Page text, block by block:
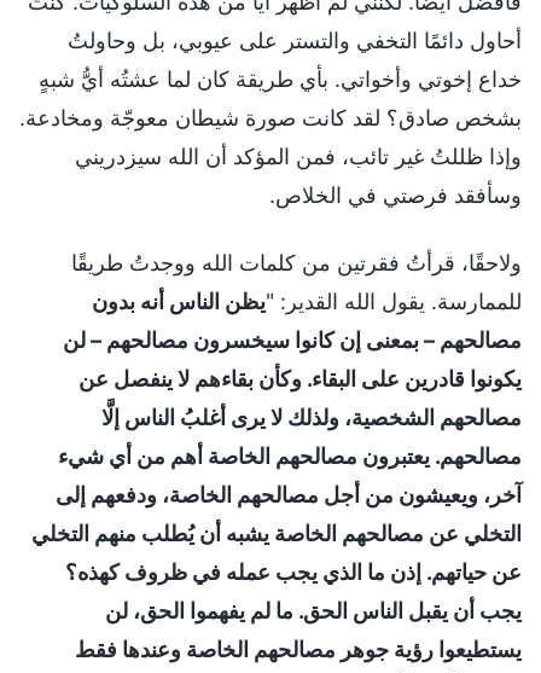
أحاول دائمًا التخفي والتستر على عيوبي، بل وحاولتُ
خداع إخوتي وأخواتي. بأي طريقة كان لما عشتُه أيُّ شبهٍ
بشخص صادق؟ لقد كانت صورة شيطان معوجّة ومخادعة.
وإذا ظللتُ غير تائب، فمن المؤكد أن الله سيزدريني
وسأفقد فرصتي في الخلاص.
ولاحقًا، قرأتُ فقرتين من كلمات الله ووجدتُ طريقًا
للممارسة. يقول الله القدير: "يظن الناس أنه بدون
مصالحهم – بمعنى إن كانوا سيخسرون مصالحهم – لن
يكونوا قادرين على البقاء. وكأن بقاءهم لا ينفصل عن
مصالحهم الشخصية، ولذلك لا يرى أغلبُ الناس إلَّا
مصالحهم. يعتبرون مصالحهم الخاصة أهم من أي شيء
آخر، ويعيشون من أجل مصالحهم الخاصة، ودفعهم إلى
التخلي عن مصالحهم الخاصة يشبه أن يُطلب منهم التخلي
عن حياتهم. إذن ما الذي يجب عمله في ظروف كهذه؟
يجب أن يقبل الناس الحق. ما لم يفهموا الحق، لن
يستطيعوا رؤية جوهر مصالحهم الخاصة وعندها فقط